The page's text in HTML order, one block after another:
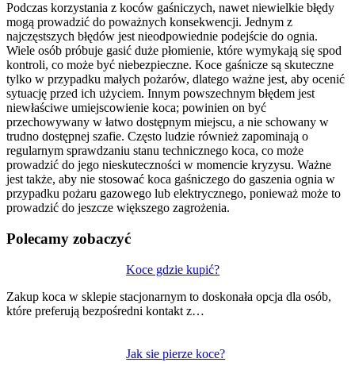
Podczas korzystania z koców gaśniczych, nawet niewielkie błędy
mogą prowadzić do poważnych konsekwencji. Jednym z
najczęstszych błędów jest nieodpowiednie podejście do ognia.
Wiele osób próbuje gasić duże płomienie, które wymykają się spod
kontroli, co może być niebezpieczne. Koce gaśnicze są skuteczne
tylko w przypadku małych pożarów, dlatego ważne jest, aby ocenić
sytuację przed ich użyciem. Innym powszechnym błędem jest
niewłaściwe umiejscowienie koca; powinien on być
przechowywany w łatwo dostępnym miejscu, a nie schowany w
trudno dostępnej szafie. Często ludzie również zapominają o
regularnym sprawdzaniu stanu technicznego koca, co może
prowadzić do jego nieskuteczności w momencie kryzysu. Ważne
jest także, aby nie stosować koca gaśniczego do gaszenia ognia w
przypadku pożaru gazowego lub elektrycznego, ponieważ może to
prowadzić do jeszcze większego zagrożenia.
Polecamy zobaczyć
Koce gdzie kupić?
Zakup koca w sklepie stacjonarnym to doskonała opcja dla osób,
które preferują bezpośredni kontakt z…
Jak sie pierze koce?
wpisu